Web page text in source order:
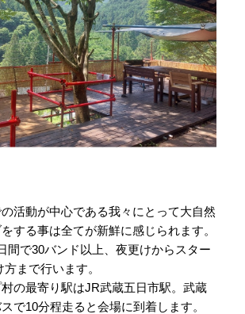
活動が中心である我々にとって大自然
する事は全てが新鮮に感じられます。
間で30バンド以上、夜更けからスター
まで行います。
の最寄り駅はJR武蔵五日市駅。武蔵
で10分程走ると会場に到着します。